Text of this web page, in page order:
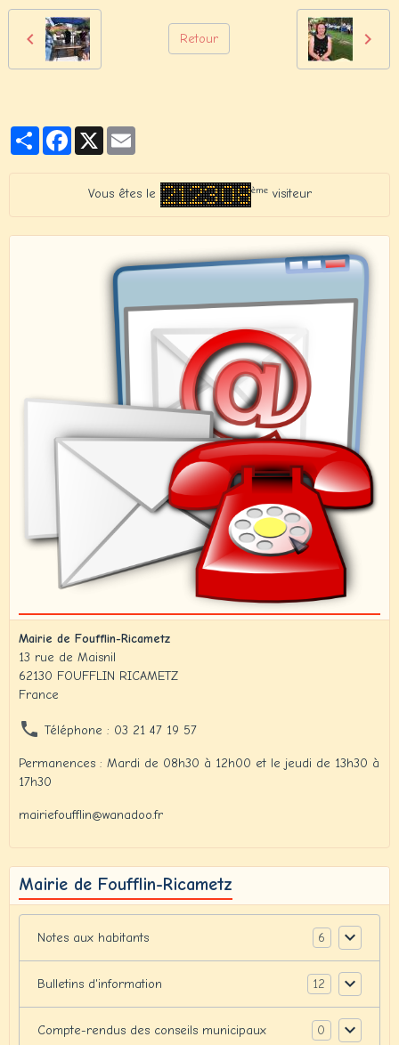
Retour
PartagerFacebook
X
Vous êtes le èmevisiteur
Mairie de Foufflin-Ricametz
13 rue de Maisnil
62130 FOUFFLIN RICAMETZ
France
Téléphone : 03 21 47 19 57
Permanences : Mardi de 08h30 à 12h00 et le jeudi de 13h30 à
17h30
mairiefoufflin@wanadoo.fr
Mairie de Foufflin-Ricametz
Notes aux habitants 6
Bulletins d'information 12
Compte-rendus des conseils municipaux 0